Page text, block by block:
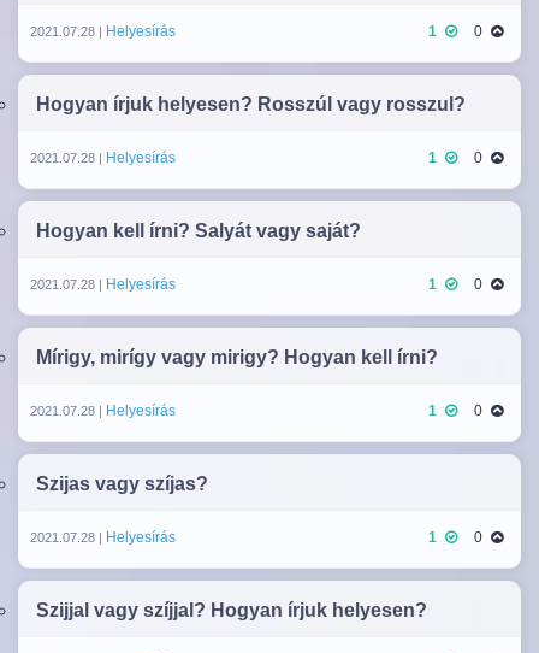
2021.07.28 | Helyesírás 1 0
Hogyan írjuk helyesen? Rosszúl vagy rosszul?
2021.07.28 | Helyesírás 1 0
Hogyan kell írni? Salyát vagy saját?
2021.07.28 | Helyesírás 1 0
Mírigy, mirígy vagy mirigy? Hogyan kell írni?
2021.07.28 | Helyesírás 1 0
Szijas vagy szíjas?
2021.07.28 | Helyesírás 1 0
Szijjal vagy szíjjal? Hogyan írjuk helyesen?